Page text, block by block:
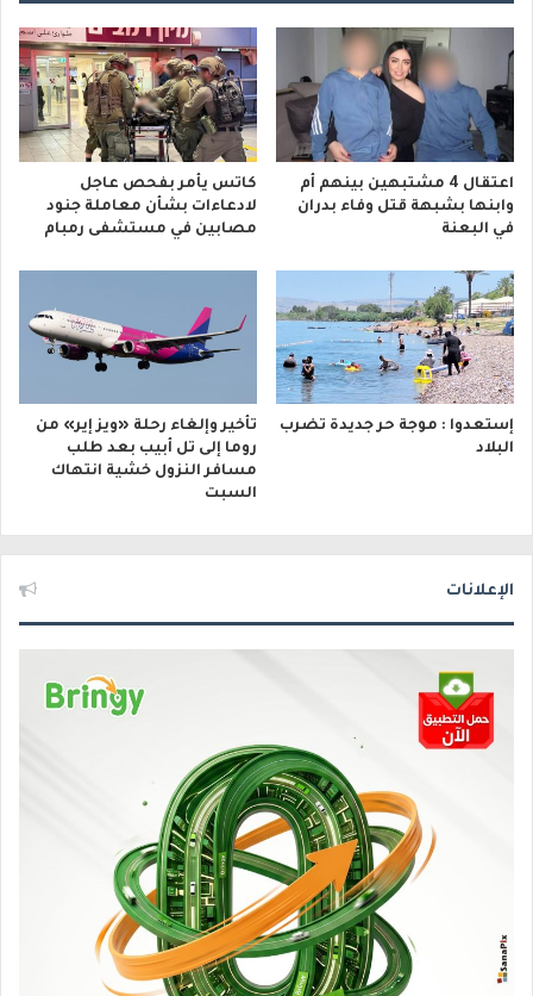
اعتقال 4 مشتبهين بينهم أم
وابنها بشبهة قتل وفاء بدران
في البعنة
كاتس يأمر بفحص عاجل
لادعاءات بشأن معاملة جنود
مصابين في مستشفى رمبام
إستعدوا : موجة حر جديدة تضرب
البلاد
تأخير وإلغاء رحلة «ويز إير» من
روما إلى تل أبيب بعد طلب
مسافر النزول خشية انتهاك
السبت
الإعلانات